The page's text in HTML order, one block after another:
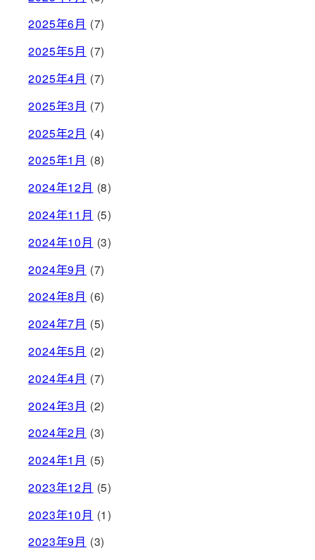
2025年6月 (7)
2025年5月 (7)
2025年4月 (7)
2025年3月 (7)
2025年2月 (4)
2025年1月 (8)
2024年12月 (8)
2024年11月 (5)
2024年10月 (3)
2024年9月 (7)
2024年8月 (6)
2024年7月 (5)
2024年5月 (2)
2024年4月 (7)
2024年3月 (2)
2024年2月 (3)
2024年1月 (5)
2023年12月 (5)
2023年10月 (1)
2023年9月 (3)